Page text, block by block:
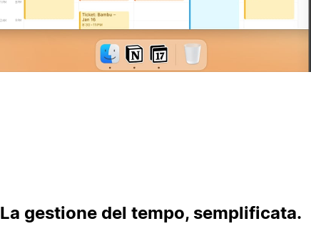
La gestione del tempo, semplificata.